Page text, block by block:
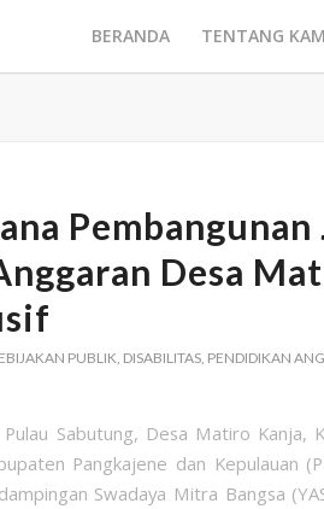
BERANDA TENTANG
Desa
PUBLIK, DISABILITAS, PENDIDIKAN
Pulau Sabutung, Desa Matiro Kanja,
Pangkajene dan Kepulauan
Swadaya Mitra Bangsa